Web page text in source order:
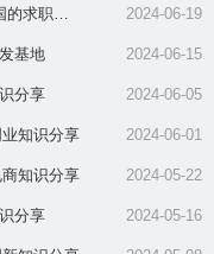
求职经 2024-06-19
基地 2024-06-15
分享 2024-06-05
知识分享 2024-06-01
知识分享 2024-05-22
分享 2024-05-16